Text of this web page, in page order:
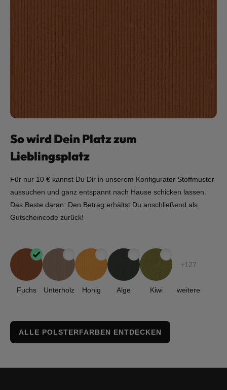
So wird Dein Platz zum
Lieblingsplatz
Für nur 10 € kannst Du Dir in unserem Konfigurator Stoffmuster
aussuchen und ganz entspannt nach Hause schicken lassen.
Das Beste daran: Den Betrag erhältst Du anschließend als
Gutscheincode zurück!
Fuchs Unterholz Honig Alge Kiwi
+127
weitere
ALLE POLSTERFARBEN ENTDECKEN